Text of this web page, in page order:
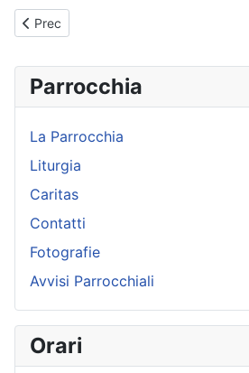
Articolo precedente: Lodi all'Altissimo
Prec
Parrocchia
La Parrocchia
Liturgia
Caritas
Contatti
Fotografie
Avvisi Parrocchiali
Orari